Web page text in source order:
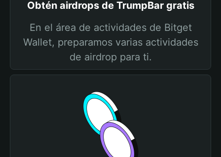
Obtén airdrops de TrumpBar gratis
En el área de actividades de Bitget
Wallet, preparamos varias actividades
de airdrop para ti.